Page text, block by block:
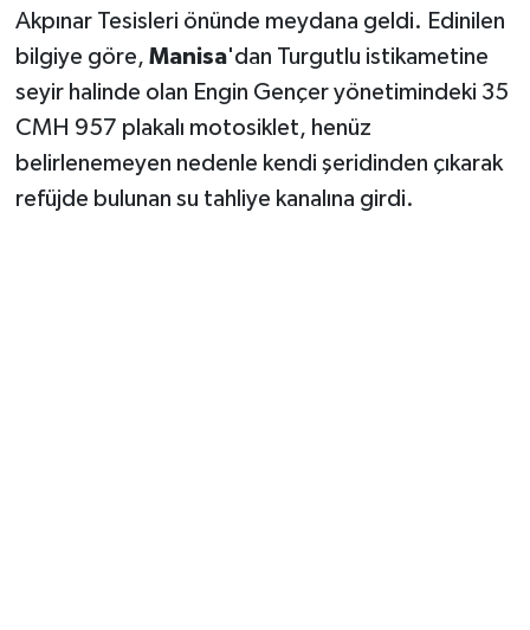
Akpınar Tesisleri önünde meydana geldi. Edinilen
bilgiye göre, Manisa'dan Turgutlu istikametine
seyir halinde olan Engin Gençer yönetimindeki 35
CMH 957 plakalı motosiklet, henüz
belirlenemeyen nedenle kendi şeridinden çıkarak
refüjde bulunan su tahliye kanalına girdi.